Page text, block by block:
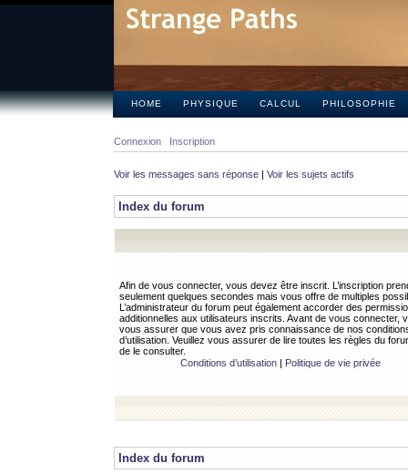
HOME PHYSIQUE CALCUL PHILOSOPHIE
Connexion Inscription
Voir les messages sans réponse | Voir les sujets actifs
Index du forum
Afin de vous connecter, vous devez être inscrit. L’inscription
seulement quelques secondes mais vous offre de multiples
L’administrateur du forum peut également accorder des
additionnelles aux utilisateurs inscrits. Avant de vous connecter,
vous assurer que vous avez pris connaissance de nos
d’utilisation. Veuillez vous assurer de lire toutes les règles du
de le consulter.
Conditions d’utilisation| Politique de vie privée
Index du forum